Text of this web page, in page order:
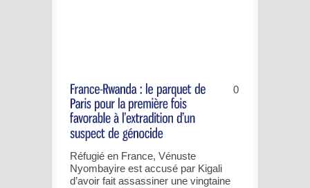
0
Réfugié en France, Vénuste
Nyombayire est accusé par Kigali
d’avoir fait assassiner une vingtaine